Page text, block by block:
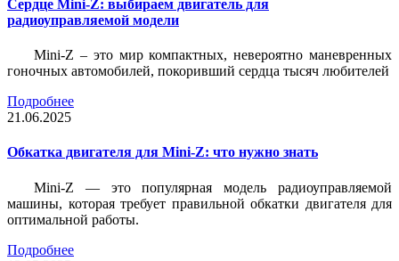
Сердце Mini-Z: выбираем двигатель для
радиоуправляемой модели
Mini-Z – это мир компактных, невероятно маневренных
гоночных автомобилей, покоривший сердца тысяч любителей
Подробнее
21.06.2025
Обкатка двигателя для Mini-Z: что нужно знать
Mini-Z — это популярная модель радиоуправляемой
машины, которая требует правильной обкатки двигателя для
оптимальной работы.
Подробнее